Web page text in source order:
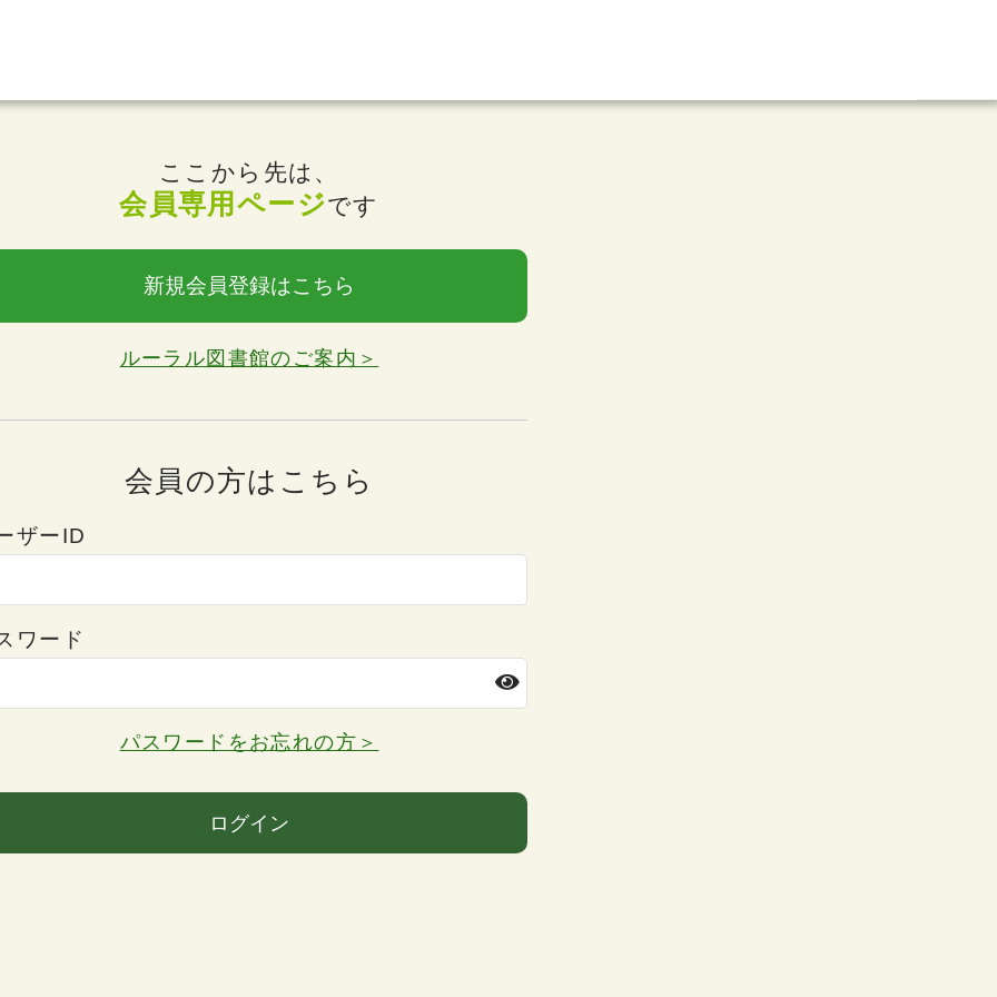
ここから先は、
会員専用ページです
新規会員登録はこちら
ルーラル図書館のご案内＞
会員の方はこちら
ザーID
ワード
パスワードをお忘れの方＞
ログイン